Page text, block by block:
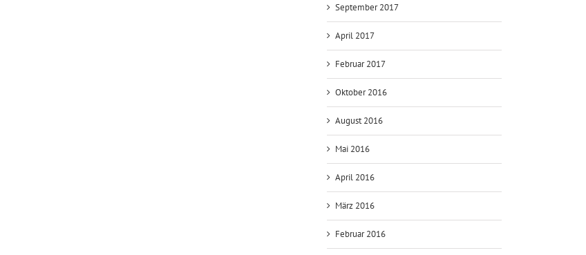
September 2017
April 2017
Februar 2017
Oktober 2016
August 2016
Mai 2016
April 2016
März 2016
Februar 2016